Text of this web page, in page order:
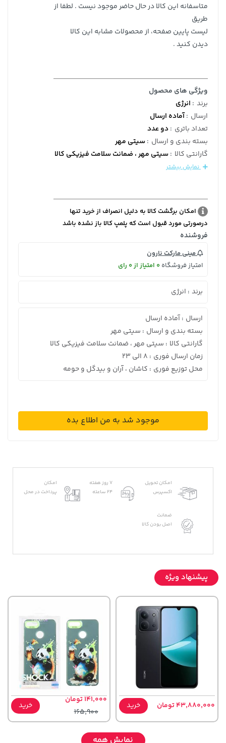
متاسفانه این کالا در حال حاضر موجود نیست . لطفا از
طریق
لیست پایین صفحه، از محصولات مشابه این کالا
دیدن کنید .
ویژگی های محصول
برند : انرژی
ارسال :آماده ارسال
تعداد باتری :دو عدد
بسته بندی و ارسال :سیتی مهر
گارانتی کالا :سیتی مهر ، ضمانت سلامت فیزیکی کالا
نمایش بیشتر
امکان برگشت کالا به دلیل انصراف از خرید تنها
درصورتی مورد قبول است که پلمپ کالا باز نشده باشد
فروشنده
مینی مارکت نارون
امتیاز فروشگاه 0 امتیاز از 0 رای
برند : انرژی
ارسال : آماده ارسال
بسته بندی و ارسال : سیتی مهر
گارانتی کالا : سیتی مهر ، ضمانت سلامت فیزیکی کالا
زمان ارسال فوری : 8 الی 23
محل توزیع فوری : کاشان ، آران و بیدگل و حومه
موجود شد به من اطلاع بده
امکان تحویل
اکسپرس
7 روز هفته
24 ساعته
امکان
پرداخت در محل
ضمانت
اصل بودن کالا
پیشنهاد ویژه
43,880,000 تومان خرید
141,000 تومان
165,900
خرید
نمایش همه